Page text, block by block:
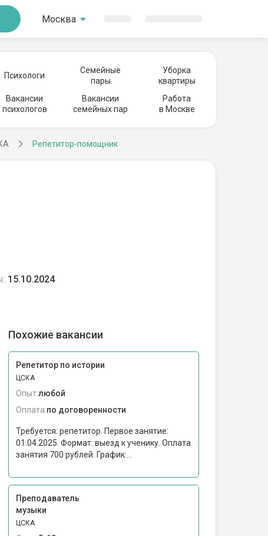
Москва
Психологи
Семейные
пары
Уборка
квартиры
Вакансии
психологов
Вакансии
семейных пар
Работа
в Москве
Репетитор-помощник
15.10.2024
Похожие вакансии
Репетитор по истории
ЦСКА
Опыт:любой
Оплата:по договоренности
Требуется: репетитор. Первое занятие:
01.04.2025. Формат: выезд к ученику. Оплата
занятия 700 рублей. График:...
Преподаватель
музыки
ЦСКА